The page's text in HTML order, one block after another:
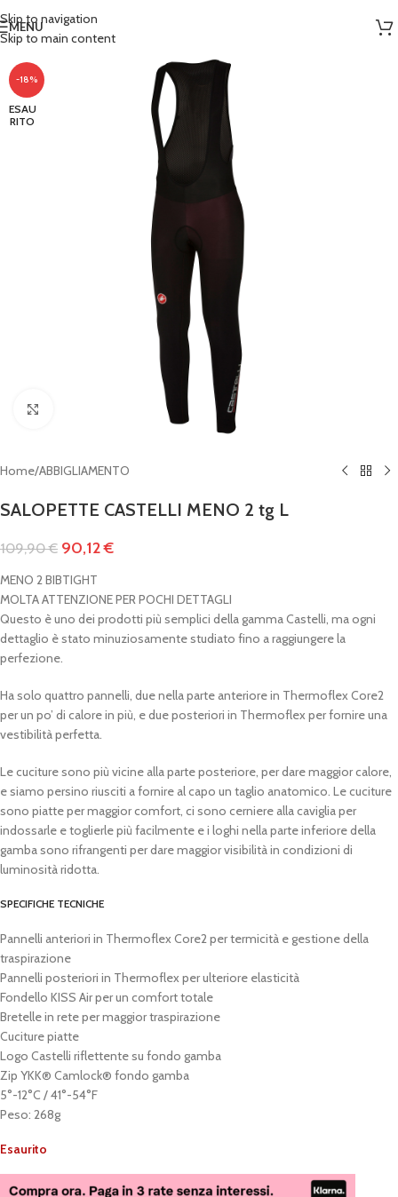
Skip to navigation
Skip to main content
MENU
-18%
ESAU
RITO
Home/ABBIGLIAMENTO
SALOPETTE CASTELLI MENO 2 tg L
109,90€ 90,12€
MENO 2 BIBTIGHT
MOLTA ATTENZIONE PER POCHI DETTAGLI
Questo è uno dei prodotti più semplici della gamma Castelli, ma ogni
dettaglio è stato minuziosamente studiato fino a raggiungere la
perfezione.
Ha solo quattro pannelli, due nella parte anteriore in Thermoflex Core2
per un po’ di calore in più, e due posteriori in Thermoflex per fornire una
vestibilità perfetta.
Le cuciture sono più vicine alla parte posteriore, per dare maggior calore,
e siamo persino riusciti a fornire al capo un taglio anatomico. Le cuciture
sono piatte per maggior comfort, ci sono cerniere alla caviglia per
indossarle e toglierle più facilmente e i loghi nella parte inferiore della
gamba sono rifrangenti per dare maggior visibilità in condizioni di
luminosità ridotta.
SPECIFICHE TECNICHE
Pannelli anteriori in Thermoflex Core2 per termicità e gestione della
traspirazione
Pannelli posteriori in Thermoflex per ulteriore elasticità
Fondello KISS Air per un comfort totale
Bretelle in rete per maggior traspirazione
Cuciture piatte
Logo Castelli riflettente su fondo gamba
Zip YKK® Camlock® fondo gamba
5°-12°C / 41°-54°F
Peso: 268g
Esaurito